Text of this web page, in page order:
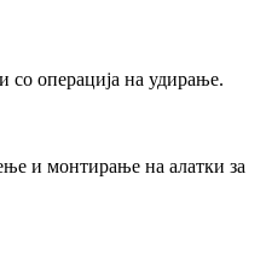
операција на удирање.
и монтирање на алатки за